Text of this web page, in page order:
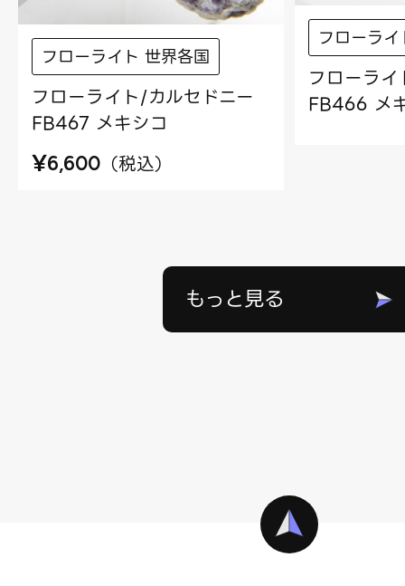
フローライト 世界各国
フローライト/カルセドニー
FB467 メキシコ
¥6,600 （税込）
フローラ
フローラ
FB466 メ
もっと見る